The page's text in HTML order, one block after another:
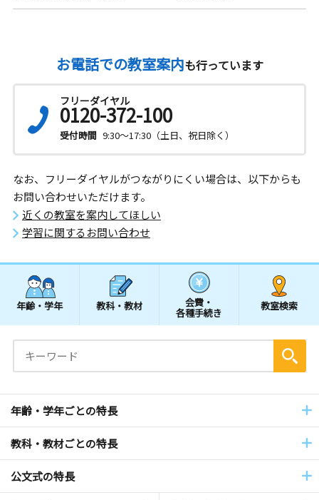
お電話での教室案内も行っています
フリーダイヤル
0120-372-100
受付時間 9:30～17:30（土日、祝日除く）
なお、フリーダイヤルがつながりにくい場合は、以下からも
お問い合わせいただけます。
近くの教室を案内してほしい
学習に関するお問い合わせ
年齢・学年 教科・教材 会費・
各種手続き
教室検索
年齢・学年ごとの特長
教科・教材ごとの特長
公文式の特長